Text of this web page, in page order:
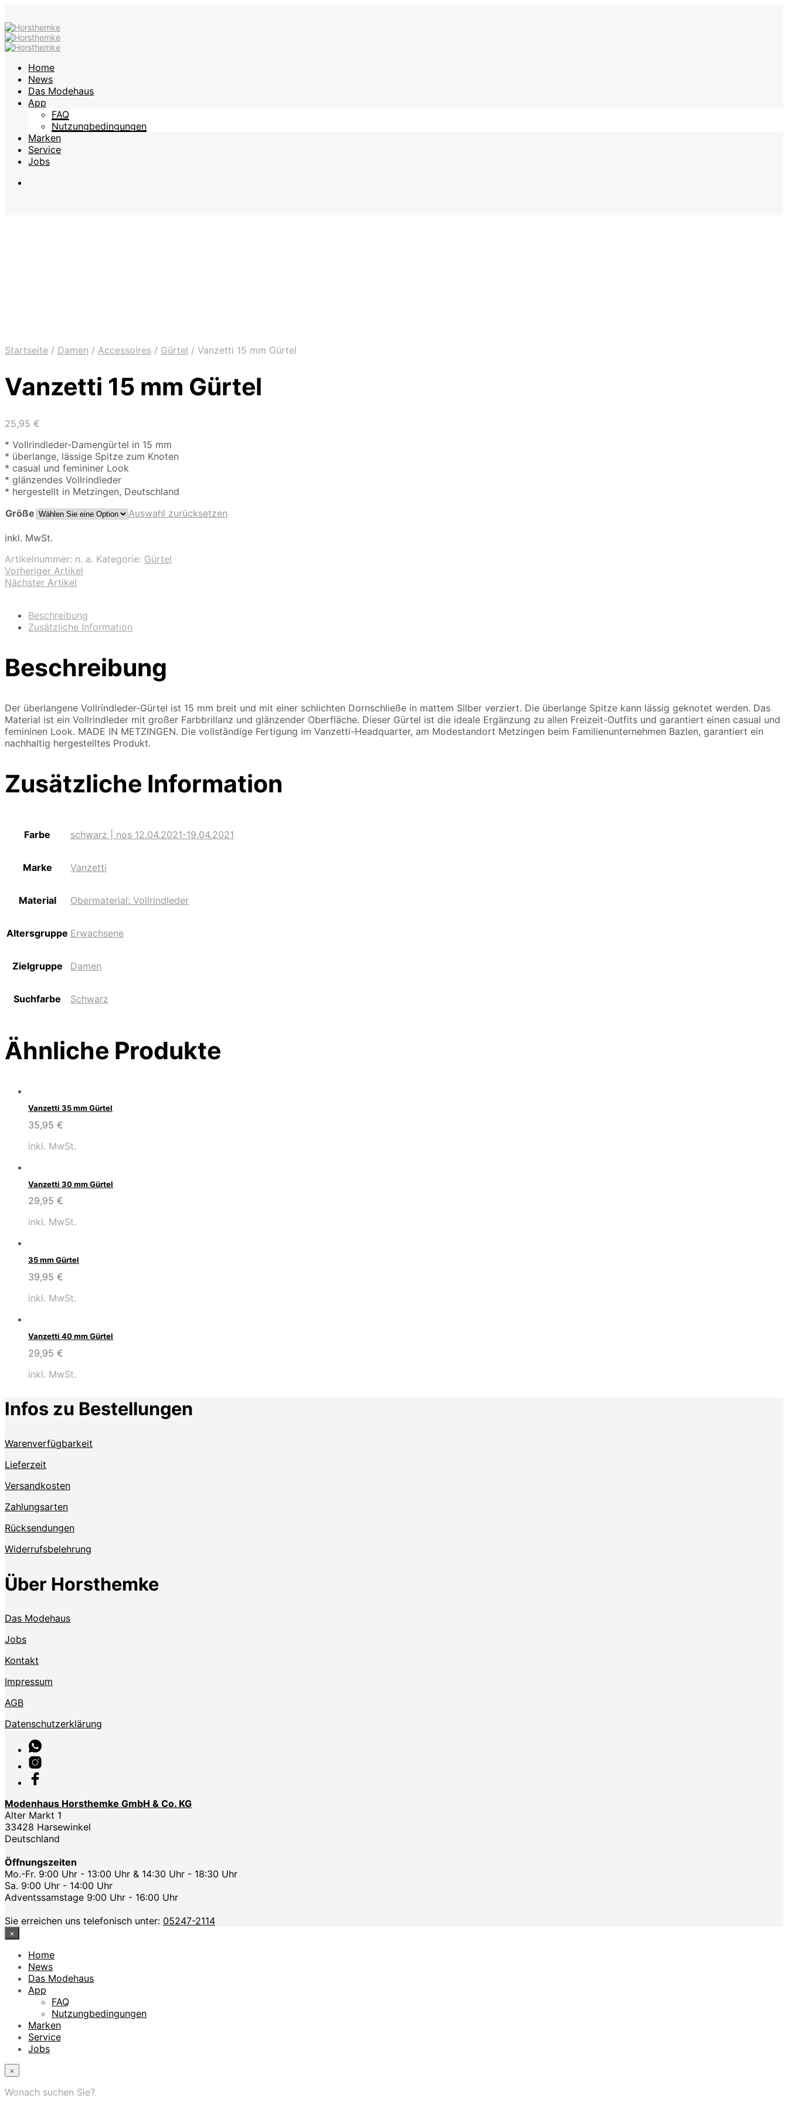
Home
News
Das Modehaus
App
FAQ
Nutzungbedingungen
Marken
Service
Jobs
Startseite / Damen / Accessoires / Gürtel / Vanzetti 15 mm Gürtel
Vanzetti 15 mm Gürtel
25,95 €
* Vollrindleder-Damengürtel in 15 mm
* überlange, lässige Spitze zum Knoten
* casual und femininer Look
* glänzendes Vollrindleder
* hergestellt in Metzingen, Deutschland
Größe
Auswahl zurücksetzen
inkl. MwSt.
Artikelnummer: n. a. Kategorie: Gürtel
Vorheriger Artikel
Nächster Artikel
Beschreibung
Zusätzliche Information
Beschreibung
Der überlangene Vollrindleder-Gürtel ist 15 mm breit und mit einer schlichten Dornschließe in mattem Silber verziert. Die überlange Spitze kann lässig geknotet werden. Das
Material ist ein Vollrindleder mit großer Farbbrillanz und glänzender Oberfläche. Dieser Gürtel ist die ideale Ergänzung zu allen Freizeit-Outfits und garantiert einen casual und
femininen Look. MADE IN METZINGEN. Die vollständige Fertigung im Vanzetti-Headquarter, am Modestandort Metzingen beim Familienunternehmen Bazlen, garantiert ein
nachhaltig hergestelltes Produkt.
Zusätzliche Information
Farbe schwarz | nos 12.04.2021-19.04.2021
Marke Vanzetti
Material Obermaterial: Vollrindleder
Altersgruppe Erwachsene
Zielgruppe Damen
Suchfarbe Schwarz
Ähnliche Produkte
Vanzetti 35 mm Gürtel
35,95 €
inkl. MwSt.
Vanzetti 30 mm Gürtel
29,95 €
inkl. MwSt.
35 mm Gürtel
39,95 €
inkl. MwSt.
Vanzetti 40 mm Gürtel
29,95 €
inkl. MwSt.
Infos zu Bestellungen
Warenverfügbarkeit
Lieferzeit
Versandkosten
Zahlungsarten
Rücksendungen
Widerrufsbelehrung
Über Horsthemke
Das Modehaus
Jobs
Kontakt
Impressum
AGB
Datenschutzerklärung
Modenhaus Horsthemke GmbH & Co. KG
Alter Markt 1
33428 Harsewinkel
Deutschland
Öffnungszeiten
Mo.-Fr. 9:00 Uhr - 13:00 Uhr & 14:30 Uhr - 18:30 Uhr
Sa. 9:00 Uhr - 14:00 Uhr
Adventssamstage 9:00 Uhr - 16:00 Uhr
Sie erreichen uns telefonisch unter: 05247-2114
×
Home
News
Das Modehaus
App
FAQ
Nutzungbedingungen
Marken
Service
Jobs
×
Wonach suchen Sie?